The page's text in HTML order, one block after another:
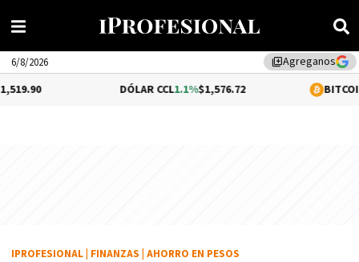
library_addAgreganos
6/8/2026
1.1%$1,576.72 0.05%
IPROFESIONAL FINANZAS AHORRO EN PESOS